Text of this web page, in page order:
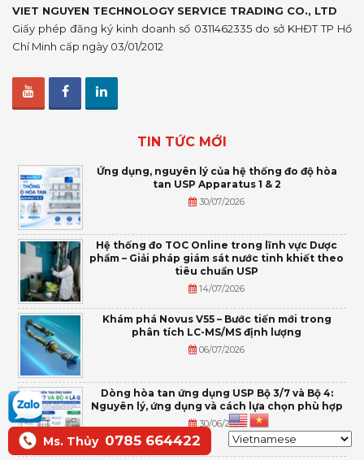
VIET NGUYEN TECHNOLOGY SERVICE TRADING CO., LTD
Giấy phép đăng ký kinh doanh số 0311462335 do sở KHĐT TP Hồ
Chí Minh cấp ngày 03/01/2012
TIN TỨC MỚI
Ứng dụng, nguyên lý của hệ thống đo độ hòa
tan USP Apparatus 1 & 2
30/07/2026
Hệ thống đo TOC Online trong lĩnh vực Dược
phẩm – Giải pháp giám sát nước tinh khiết theo
tiêu chuẩn USP
14/07/2026
Khám phá Novus V55 – Bước tiến mới trong
phân tích LC-MS/MS định lượng
06/07/2026
Dòng hòa tan ứng dụng USP Bộ 3/7 và Bộ 4:
Nguyên lý, ứng dụng và cách lựa chọn phù hợp
30/06/2026
Ms. Thủy 0785 664422